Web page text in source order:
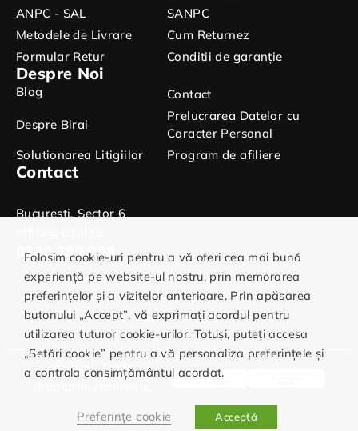
ANPC - SAL
SANPC
Metodele de Livrare
Cum Returnez
Formular Retur
Conditii de garanție
Despre Noi
Blog
Contact
Despre Birai
Prelucrarea Datelor cu
Caracter Personal
Solutionarea Litigiilor
Program de afiliere
Contact
Bucuresti, Sector 6
0730.799.098
© Birai. Toate
Folosim cookie-uri pentru a vă oferi cea mai bună
experiență pe website-ul nostru, prin memorarea
preferințelor și a vizitelor anterioare. Prin apăsarea
butonului „Accept”, vă exprimați acordul pentru
utilizarea tuturor cookie-urilor. Totuși, puteți accesa
„Setări cookie” pentru a vă personaliza preferințele și
a controla consimțământul acordat.
Preferințe cookie Acceptă